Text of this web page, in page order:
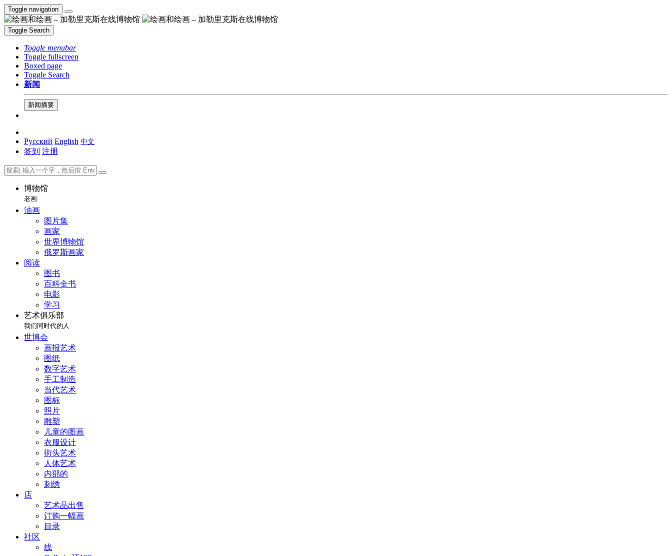
Toggle navigation
Toggle Search
Toggle menubar
Toggle fullscreen
Boxed page
Toggle Search
新闻
新闻摘要
Русский English 中文
签到 注册
博物馆
老画
油画
图片集
画家
世界博物馆
俄罗斯画家
阅读
图书
百科全书
电影
学习
艺术俱乐部
我们同时代的人
世博会
画报艺术
图纸
数字艺术
手工制造
当代艺术
图标
照片
雕塑
儿童的图画
衣服设计
街头艺术
人体艺术
内部的
刺绣
店
艺术品出售
订购一幅画
目录
社区
线